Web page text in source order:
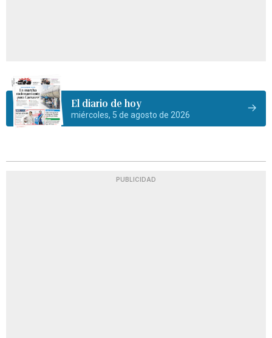
El diario de hoy
miércoles, 5 de agosto de 2026
PUBLICIDAD